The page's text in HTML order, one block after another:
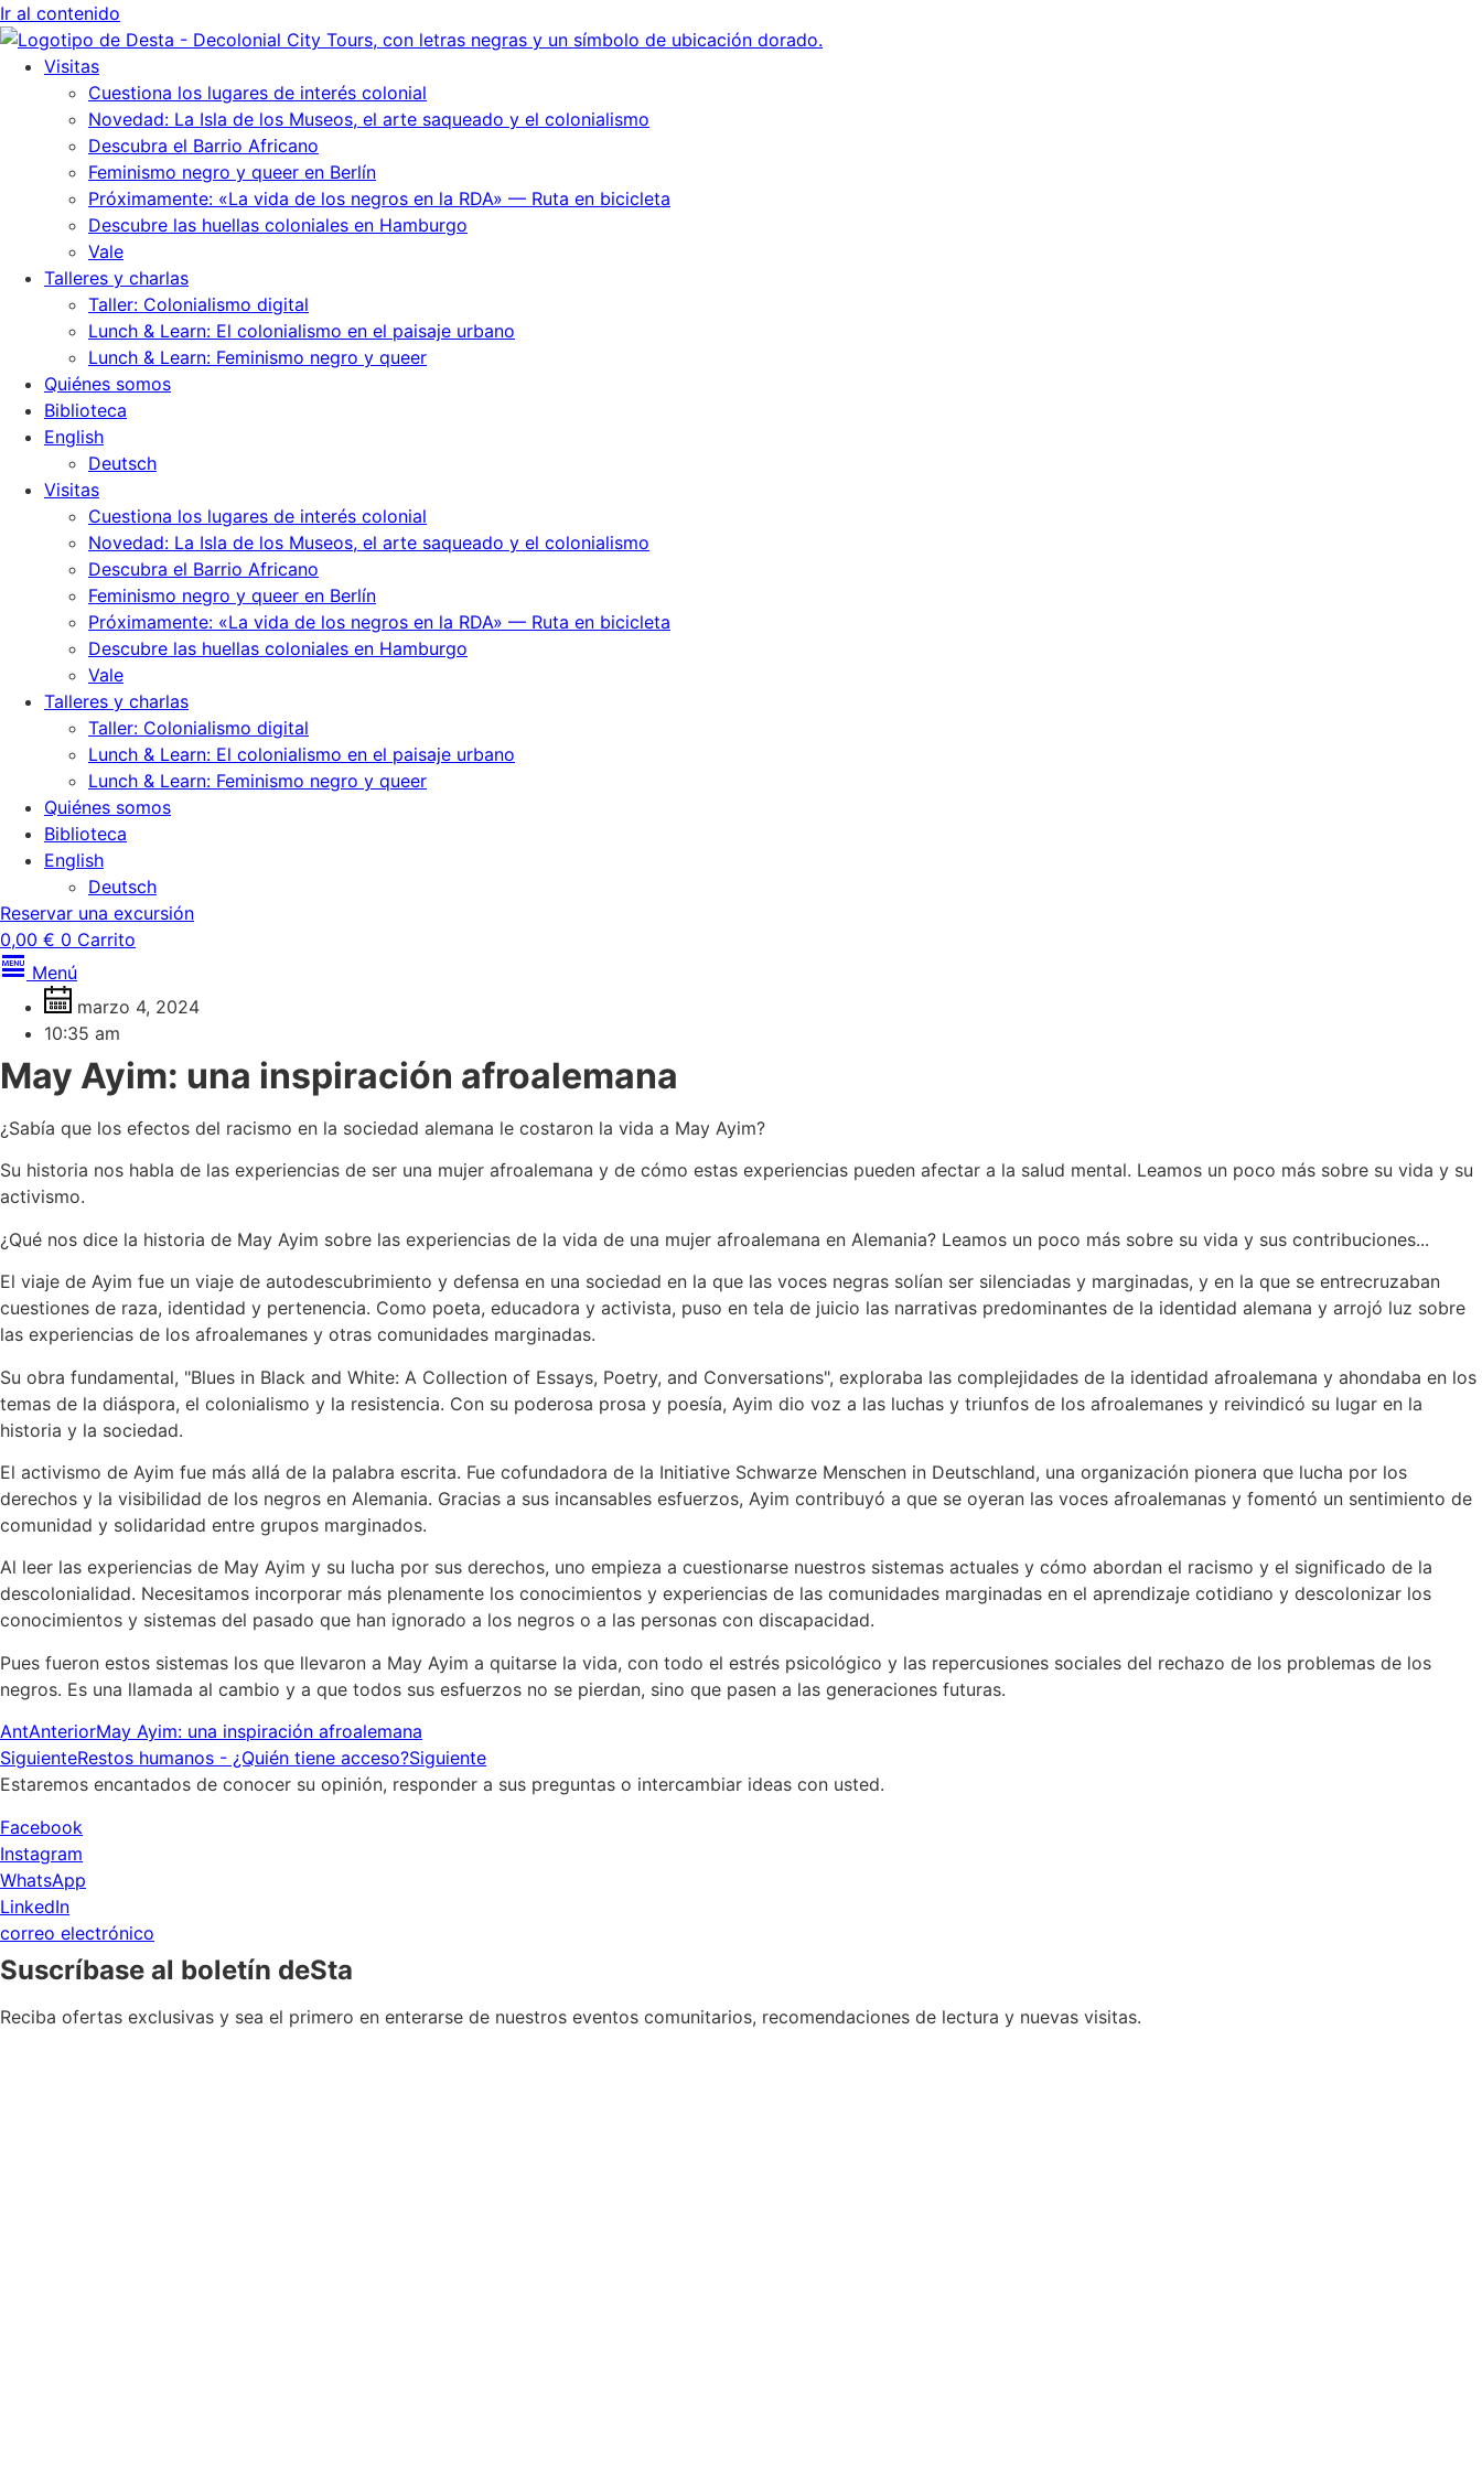
Ir al contenido
Visitas
Cuestiona los lugares de interés colonial
Novedad: La Isla de los Museos, el arte saqueado y el colonialismo
Descubra el Barrio Africano
Feminismo negro y queer en Berlín
Próximamente: «La vida de los negros en la RDA» — Ruta en bicicleta
Descubre las huellas coloniales en Hamburgo
Vale
Talleres y charlas
Taller: Colonialismo digital
Lunch & Learn: El colonialismo en el paisaje urbano
Lunch & Learn: Feminismo negro y queer
Quiénes somos
Biblioteca
English
Deutsch
Visitas
Cuestiona los lugares de interés colonial
Novedad: La Isla de los Museos, el arte saqueado y el colonialismo
Descubra el Barrio Africano
Feminismo negro y queer en Berlín
Próximamente: «La vida de los negros en la RDA» — Ruta en bicicleta
Descubre las huellas coloniales en Hamburgo
Vale
Talleres y charlas
Taller: Colonialismo digital
Lunch & Learn: El colonialismo en el paisaje urbano
Lunch & Learn: Feminismo negro y queer
Quiénes somos
Biblioteca
English
Deutsch
Reservar una excursión
0,00 € 0 Carrito
Menú
marzo 4, 2024
10:35 am
May Ayim: una inspiración afroalemana
¿Sabía que los efectos del racismo en la sociedad alemana le costaron la vida a May Ayim?
Su historia nos habla de las experiencias de ser una mujer afroalemana y de cómo estas experiencias pueden afectar a la salud mental. Leamos un poco más sobre su vida y su
activismo.
¿Qué nos dice la historia de May Ayim sobre las experiencias de la vida de una mujer afroalemana en Alemania? Leamos un poco más sobre su vida y sus contribuciones...
El viaje de Ayim fue un viaje de autodescubrimiento y defensa en una sociedad en la que las voces negras solían ser silenciadas y marginadas, y en la que se entrecruzaban
cuestiones de raza, identidad y pertenencia. Como poeta, educadora y activista, puso en tela de juicio las narrativas predominantes de la identidad alemana y arrojó luz sobre
las experiencias de los afroalemanes y otras comunidades marginadas.
Su obra fundamental, "Blues in Black and White: A Collection of Essays, Poetry, and Conversations", exploraba las complejidades de la identidad afroalemana y ahondaba en los
temas de la diáspora, el colonialismo y la resistencia. Con su poderosa prosa y poesía, Ayim dio voz a las luchas y triunfos de los afroalemanes y reivindicó su lugar en la
historia y la sociedad.
El activismo de Ayim fue más allá de la palabra escrita. Fue cofundadora de la Initiative Schwarze Menschen in Deutschland, una organización pionera que lucha por los
derechos y la visibilidad de los negros en Alemania. Gracias a sus incansables esfuerzos, Ayim contribuyó a que se oyeran las voces afroalemanas y fomentó un sentimiento de
comunidad y solidaridad entre grupos marginados.
Al leer las experiencias de May Ayim y su lucha por sus derechos, uno empieza a cuestionarse nuestros sistemas actuales y cómo abordan el racismo y el significado de la
descolonialidad. Necesitamos incorporar más plenamente los conocimientos y experiencias de las comunidades marginadas en el aprendizaje cotidiano y descolonizar los
conocimientos y sistemas del pasado que han ignorado a los negros o a las personas con discapacidad.
Pues fueron estos sistemas los que llevaron a May Ayim a quitarse la vida, con todo el estrés psicológico y las repercusiones sociales del rechazo de los problemas de los
negros. Es una llamada al cambio y a que todos sus esfuerzos no se pierdan, sino que pasen a las generaciones futuras.
AntAnteriorMay Ayim: una inspiración afroalemana
SiguienteRestos humanos - ¿Quién tiene acceso?Siguiente
Estaremos encantados de conocer su opinión, responder a sus preguntas o intercambiar ideas con usted.
Facebook
Instagram
WhatsApp
LinkedIn
correo electrónico
Suscríbase al boletín deSta
Reciba ofertas exclusivas y sea el primero en enterarse de nuestros eventos comunitarios, recomendaciones de lectura y nuevas visitas.